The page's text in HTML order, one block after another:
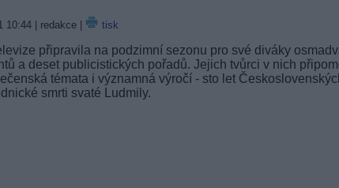
10:44| redakce | tisk
připravila na podzimní sezonu pro své diváky
a deset publicistických pořadů. Jejich tvůrci v nich
témata i významná výročí - sto let
smrti svaté Ludmily.